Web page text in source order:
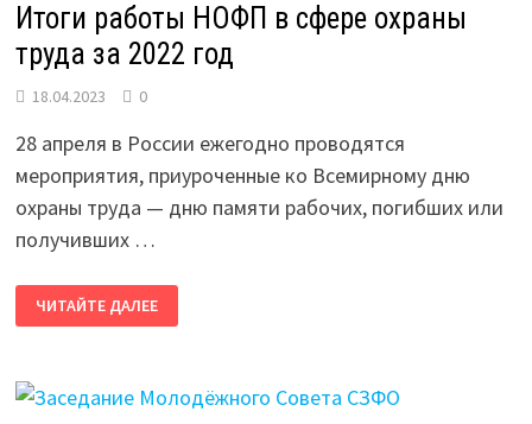
Итоги работы НОФП в сфере охраны
труда за 2022 год
18.04.2023 0
28 апреля в России ежегодно проводятся
мероприятия, приуроченные ко Всемирному дню
охраны труда — дню памяти рабочих, погибших или
получивших …
ИТОГИ
РАБОТЫ
НОФП
ТРУДА
ЗА
ЧИТАЙТЕ ДАЛЕЕ